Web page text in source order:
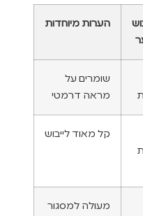
הערות מיוחדות
שומרים על
מראה דרמטי
קל מאוד לייבוש
מעולה למסגור